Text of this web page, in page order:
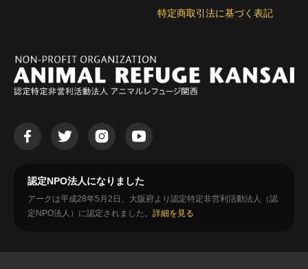
特定商取引法に基づく表記
認定NPO法人になりました
アークは平成28年5月2日、大阪府より認定特定非営利活動法人（認
定NPO法人）に認定されました。 詳細を見る